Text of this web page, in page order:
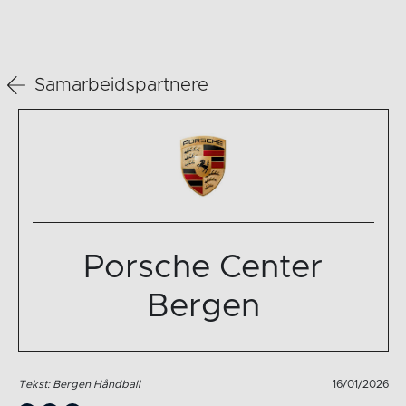
Samarbeidspartnere
Porsche Center
Bergen
Tekst: Bergen Håndball 16/01/2026